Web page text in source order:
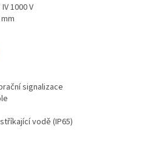
1000 V
signalizace
vodě (IP65)